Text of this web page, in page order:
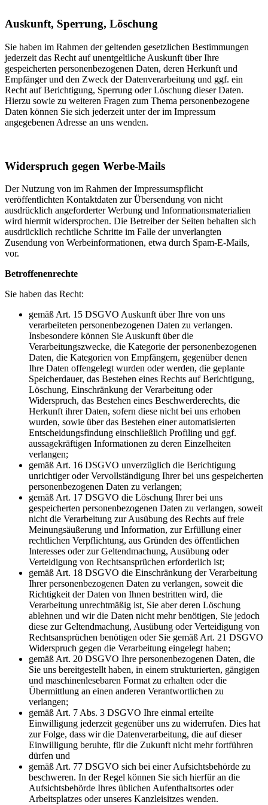
Auskunft, Sperrung, Löschung
Sie haben im Rahmen der geltenden gesetzlichen Bestimmungen
jederzeit das Recht auf unentgeltliche Auskunft über Ihre
gespeicherten personenbezogenen Daten, deren Herkunft und
Empfänger und den Zweck der Datenverarbeitung und ggf. ein
Recht auf Berichtigung, Sperrung oder Löschung dieser Daten.
Hierzu sowie zu weiteren Fragen zum Thema personenbezogene
Daten können Sie sich jederzeit unter der im Impressum
angegebenen Adresse an uns wenden.
Widerspruch gegen Werbe-Mails
Der Nutzung von im Rahmen der Impressumspflicht
veröffentlichten Kontaktdaten zur Übersendung von nicht
ausdrücklich angeforderter Werbung und Informationsmaterialien
wird hiermit widersprochen. Die Betreiber der Seiten behalten sich
ausdrücklich rechtliche Schritte im Falle der unverlangten
Zusendung von Werbeinformationen, etwa durch Spam-E-Mails,
vor.
Betroffenenrechte
Sie haben das Recht:
gemäß Art. 15 DSGVO Auskunft über Ihre von uns
verarbeiteten personenbezogenen Daten zu verlangen.
Insbesondere können Sie Auskunft über die
Verarbeitungszwecke, die Kategorie der personenbezogenen
Daten, die Kategorien von Empfängern, gegenüber denen
Ihre Daten offengelegt wurden oder werden, die geplante
Speicherdauer, das Bestehen eines Rechts auf Berichtigung,
Löschung, Einschränkung der Verarbeitung oder
Widerspruch, das Bestehen eines Beschwerderechts, die
Herkunft ihrer Daten, sofern diese nicht bei uns erhoben
wurden, sowie über das Bestehen einer automatisierten
Entscheidungsfindung einschließlich Profiling und ggf.
aussagekräftigen Informationen zu deren Einzelheiten
verlangen;
gemäß Art. 16 DSGVO unverzüglich die Berichtigung
unrichtiger oder Vervollständigung Ihrer bei uns gespeicherten
personenbezogenen Daten zu verlangen;
gemäß Art. 17 DSGVO die Löschung Ihrer bei uns
gespeicherten personenbezogenen Daten zu verlangen, soweit
nicht die Verarbeitung zur Ausübung des Rechts auf freie
Meinungsäußerung und Information, zur Erfüllung einer
rechtlichen Verpflichtung, aus Gründen des öffentlichen
Interesses oder zur Geltendmachung, Ausübung oder
Verteidigung von Rechtsansprüchen erforderlich ist;
gemäß Art. 18 DSGVO die Einschränkung der Verarbeitung
Ihrer personenbezogenen Daten zu verlangen, soweit die
Richtigkeit der Daten von Ihnen bestritten wird, die
Verarbeitung unrechtmäßig ist, Sie aber deren Löschung
ablehnen und wir die Daten nicht mehr benötigen, Sie jedoch
diese zur Geltendmachung, Ausübung oder Verteidigung von
Rechtsansprüchen benötigen oder Sie gemäß Art. 21 DSGVO
Widerspruch gegen die Verarbeitung eingelegt haben;
gemäß Art. 20 DSGVO Ihre personenbezogenen Daten, die
Sie uns bereitgestellt haben, in einem strukturierten, gängigen
und maschinenlesebaren Format zu erhalten oder die
Übermittlung an einen anderen Verantwortlichen zu
verlangen;
gemäß Art. 7 Abs. 3 DSGVO Ihre einmal erteilte
Einwilligung jederzeit gegenüber uns zu widerrufen. Dies hat
zur Folge, dass wir die Datenverarbeitung, die auf dieser
Einwilligung beruhte, für die Zukunft nicht mehr fortführen
dürfen und
gemäß Art. 77 DSGVO sich bei einer Aufsichtsbehörde zu
beschweren. In der Regel können Sie sich hierfür an die
Aufsichtsbehörde Ihres üblichen Aufenthaltsortes oder
Arbeitsplatzes oder unseres Kanzleisitzes wenden.